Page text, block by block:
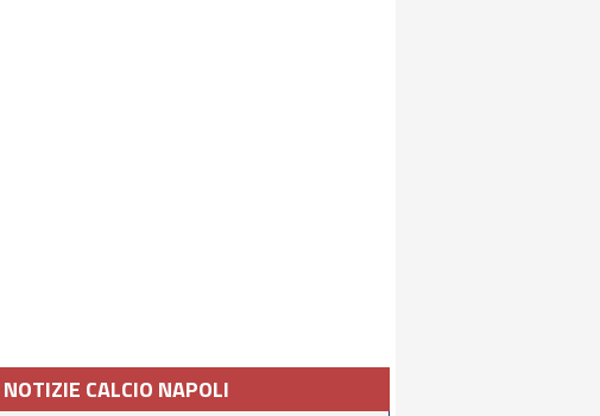
NOTIZIE CALCIO NAPOLI